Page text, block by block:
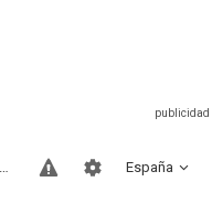
España
Sitios compatibles